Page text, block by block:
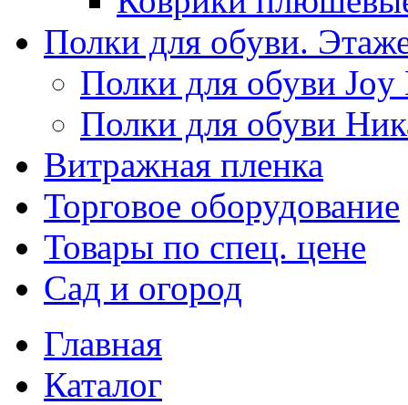
Полки для обуви.
Полки для обуви Joy
Полки для обуви
Витражная пленка
Торговое оборудование
Товары по спец. цене
Сад и огород
Главная
Каталог